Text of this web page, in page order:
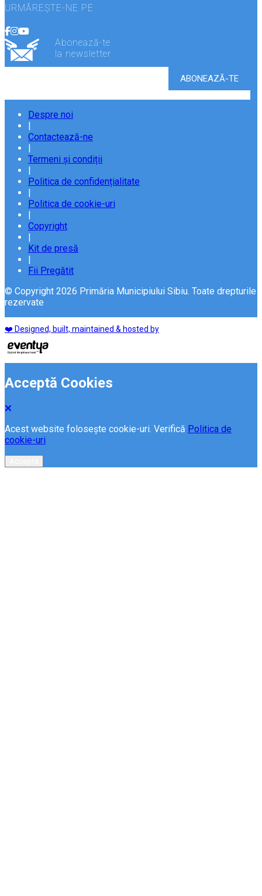
URMĂREȘTE-NE PE
Abonează-te
la newsletter
Despre noi
Contactează-ne
Termeni și condiții
Politica de confidențialitate
Politica de cookie-uri
Copyright
Kit de presă
Fii Pregătit
© Copyright 2026 Primăria Municipiului Sibiu. Toate drepturile
rezervate
❤️ Designed, built, maintained & hosted by
Acceptă Cookies
Acest website folosește cookie-uri. Verifică Politica de
cookie-uri